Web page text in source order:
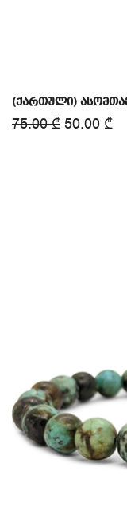
(ქართული)
75.00₾ 50.00 ₾